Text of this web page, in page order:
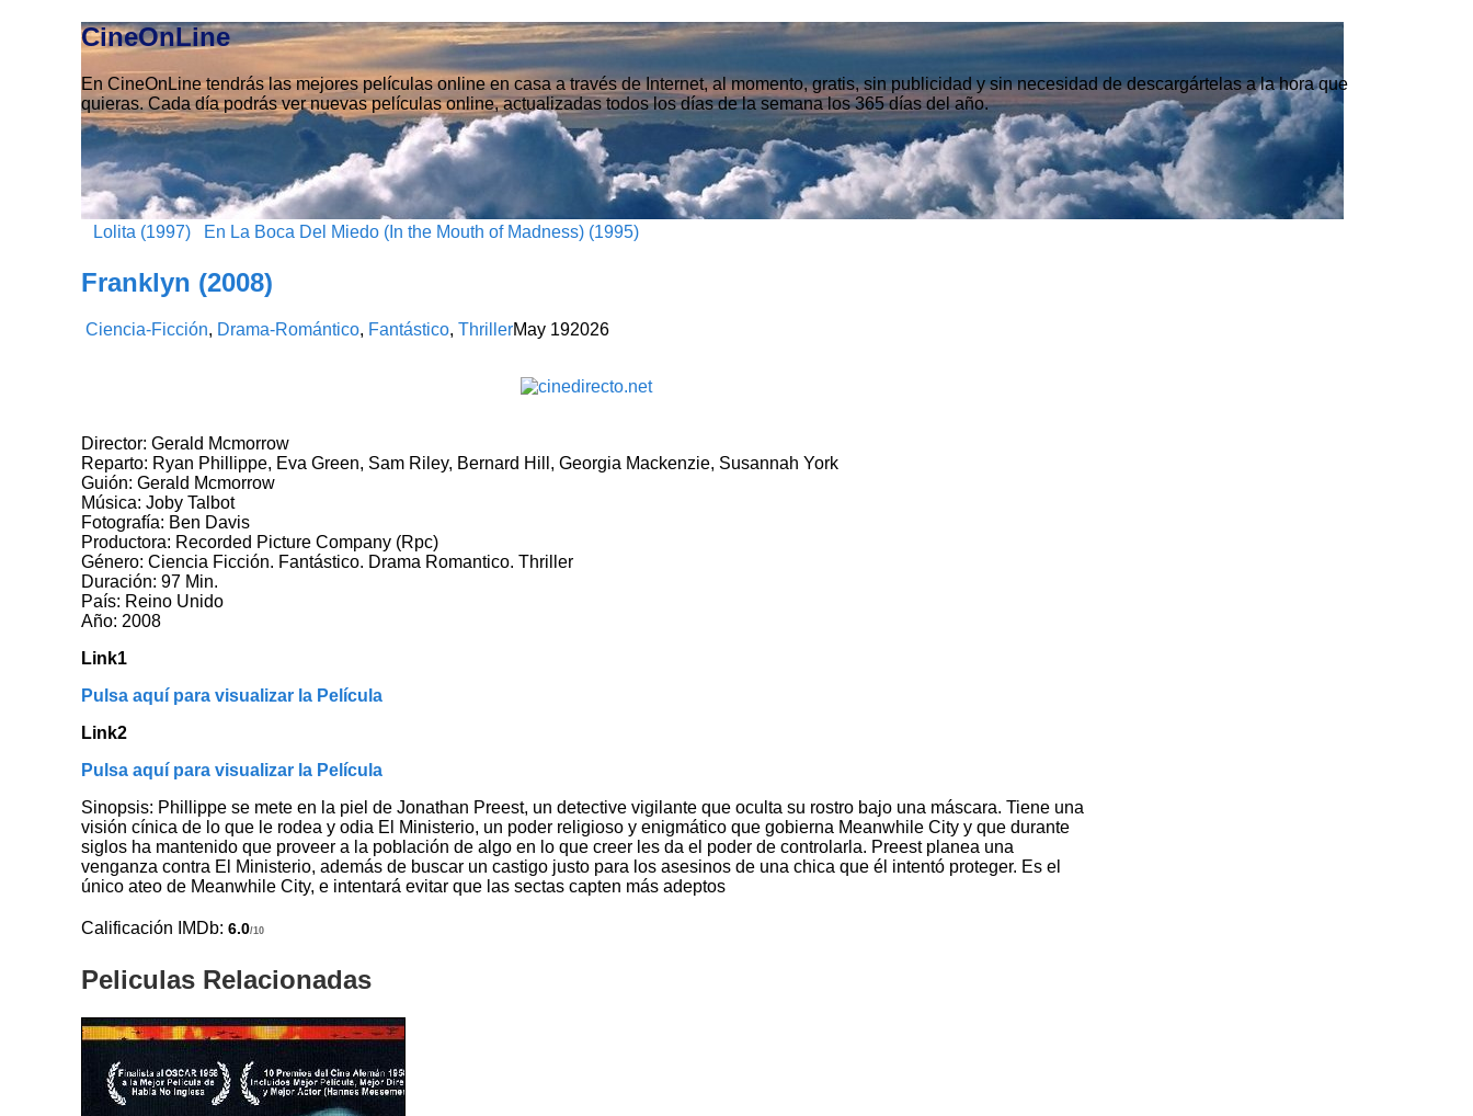
CineOnLine
En CineOnLine tendrás las mejores películas online en casa a través de Internet, al momento, gratis, sin publicidad y sin necesidad de descargártelas a la hora que
quieras. Cada día podrás ver nuevas películas online, actualizadas todos los días de la semana los 365 días del año.
Lolita (1997) En La Boca Del Miedo (In the Mouth of Madness) (1995)
Franklyn (2008)
Ciencia-Ficción, Drama-Romántico, Fantástico,ThrillerMay 192026
Director: Gerald Mcmorrow
Reparto: Ryan Phillippe, Eva Green, Sam Riley, Bernard Hill, Georgia Mackenzie, Susannah York
Guión: Gerald Mcmorrow
Música: Joby Talbot
Fotografía: Ben Davis
Productora: Recorded Picture Company (Rpc)
Género: Ciencia Ficción. Fantástico. Drama Romantico. Thriller
Duración: 97 Min.
País: Reino Unido
Año: 2008
Link1
Pulsa aquí para visualizar la Película
Link2
Pulsa aquí para visualizar la Película
Sinopsis: Phillippe se mete en la piel de Jonathan Preest, un detective vigilante que oculta su rostro bajo una máscara. Tiene una
visión cínica de lo que le rodea y odia El Ministerio, un poder religioso y enigmático que gobierna Meanwhile City y que durante
siglos ha mantenido que proveer a la población de algo en lo que creer les da el poder de controlarla. Preest planea una
venganza contra El Ministerio, además de buscar un castigo justo para los asesinos de una chica que él intentó proteger. Es el
único ateo de Meanwhile City, e intentará evitar que las sectas capten más adeptos
Calificación IMDb:6.0/10
Peliculas Relacionadas